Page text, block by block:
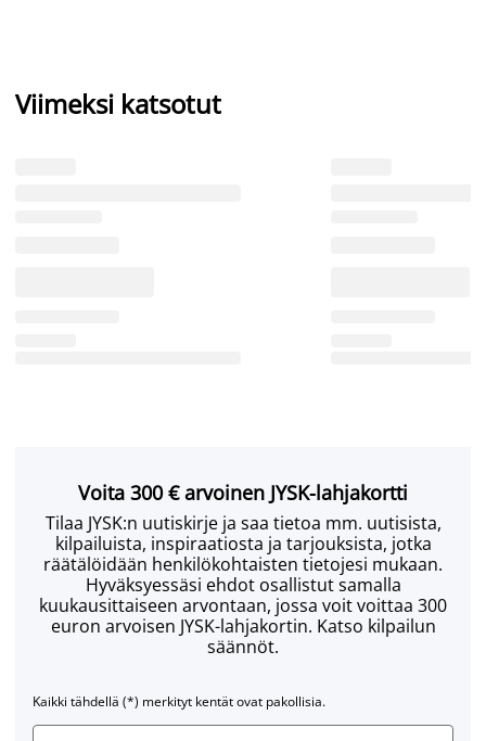
Viimeksi katsotut
Voita 300 € arvoinen JYSK-lahjakortti
Tilaa JYSK:n uutiskirje ja saa tietoa mm. uutisista,
kilpailuista, inspiraatiosta ja tarjouksista, jotka
räätälöidään henkilökohtaisten tietojesi mukaan.
Hyväksyessäsi ehdot osallistut samalla
kuukausittaiseen arvontaan, jossa voit voittaa 300
euron arvoisen JYSK-lahjakortin. Katso kilpailun
säännöt.
Kaikki tähdellä (*) merkityt kentät ovat pakollisia.